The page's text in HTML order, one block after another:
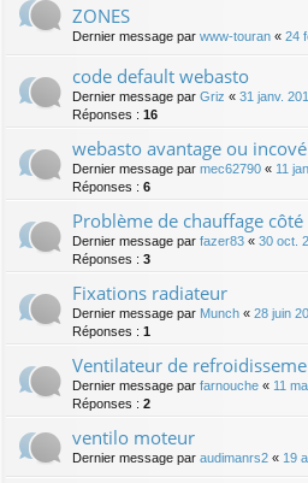
ZONES
Dernier message par www-touran « 24
code default webasto
Dernier message par Griz « 31 janv.
Réponses : 16
webasto avantage ou
Dernier message par mec62790 « 11
Réponses : 6
Problème de chauffage côté
Dernier message par fazer83 « 30 oct.
Réponses : 3
Fixations radiateur
Dernier message par Munch « 28 juin
Réponses : 1
Ventilateur de
Dernier message par farnouche « 11
Réponses : 2
ventilo moteur
Dernier message par audimanrs2 « 19